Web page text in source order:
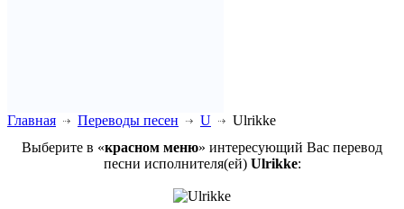
Главная Переводы песен U
Ulrikke
Выберите в «красном меню» интересующий Вас перевод
песни исполнителя(ей) Ulrikke: